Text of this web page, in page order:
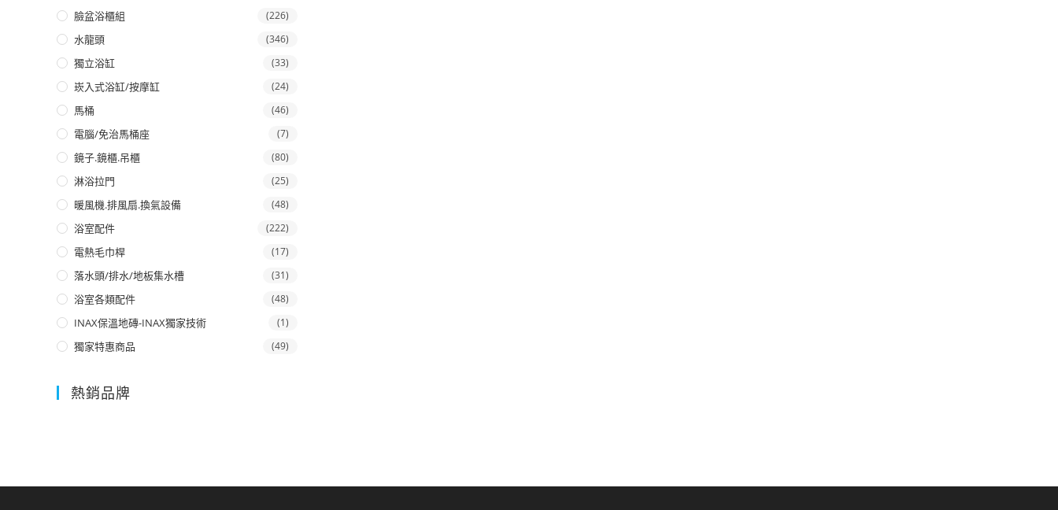
臉盆浴櫃組 (226)
水龍頭 (346)
獨立浴缸 (33)
崁入式浴缸/按摩缸 (24)
馬桶 (46)
電腦/免治馬桶座 (7)
鏡子.鏡櫃.吊櫃 (80)
淋浴拉門 (25)
暖風機.排風扇.換氣設備 (48)
浴室配件 (222)
電熱毛巾桿 (17)
落水頭/排水/地板集水槽 (31)
浴室各類配件 (48)
INAX保溫地磚-INAX獨家技術 (1)
獨家特惠商品 (49)
熱銷品牌